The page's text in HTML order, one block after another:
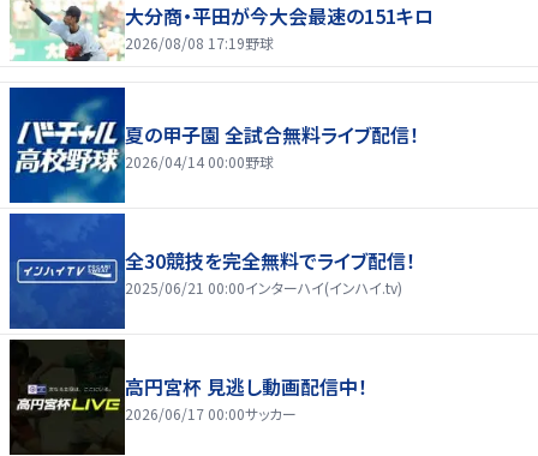
大分商・平田が今大会最速の151キロ
2026/08/08 17:19野球
夏の甲子園 全試合無料ライブ配信！
2026/04/14 00:00野球
全30競技を完全無料でライブ配信！
2025/06/21 00:00インターハイ(インハイ.tv)
高円宮杯 見逃し動画配信中！
2026/06/17 00:00サッカー